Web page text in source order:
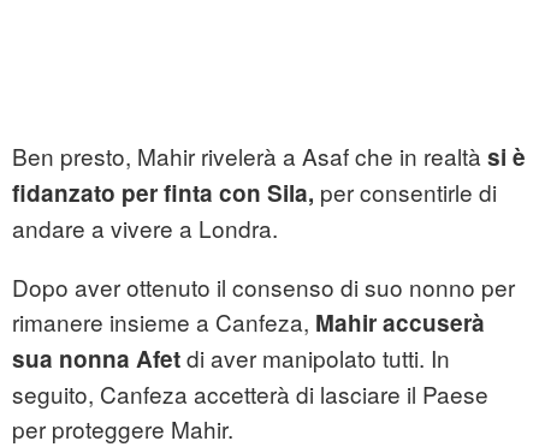
Ben presto, Mahir rivelerà a Asaf che in realtà si è
fidanzato per finta con Sila, per consentirle di
andare a vivere a Londra.
Dopo aver ottenuto il consenso di suo nonno per
rimanere insieme a Canfeza, Mahir accuserà
sua nonna Afetdi aver manipolato tutti. In
seguito, Canfeza accetterà di lasciare il Paese
per proteggere Mahir.